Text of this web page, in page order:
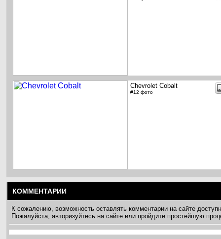
Chevrolet Cobalt
#12 фото
КОММЕНТАРИИ
К сожалению, возможность оставлять комментарии на сайте
Пожалуйста, авторизуйтесь на сайте или пройдите простейшую